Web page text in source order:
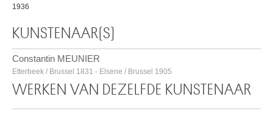
1936
KUNSTENAAR(S)
Constantin MEUNIER
Etterbeek / Brussel 1831 - Elsene / Brussel 1905
WERKEN VAN DEZELFDE KUNSTENAAR